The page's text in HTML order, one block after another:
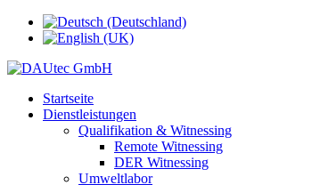
Startseite
Dienstleistungen
Qualifikation & Witnessing
Remote Witnessing
DER Witnessing
Umweltlabor